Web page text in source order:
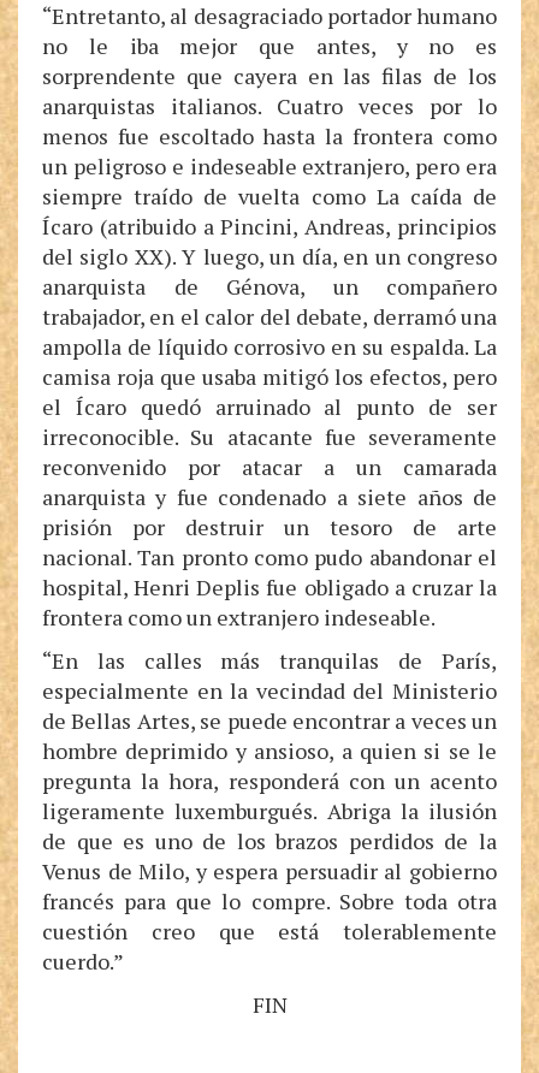
“Entretanto, al desagraciado portador humano
no le iba mejor que antes, y no es
sorprendente que cayera en las filas de los
anarquistas italianos. Cuatro veces por lo
menos fue escoltado hasta la frontera como
un peligroso e indeseable extranjero, pero era
siempre traído de vuelta como La caída de
Ícaro (atribuido a Pincini, Andreas, principios
del siglo XX). Y luego, un día, en un congreso
anarquista de Génova, un compañero
trabajador, en el calor del debate, derramó una
ampolla de líquido corrosivo en su espalda. La
camisa roja que usaba mitigó los efectos, pero
el Ícaro quedó arruinado al punto de ser
irreconocible. Su atacante fue severamente
reconvenido por atacar a un camarada
anarquista y fue condenado a siete años de
prisión por destruir un tesoro de arte
nacional. Tan pronto como pudo abandonar el
hospital, Henri Deplis fue obligado a cruzar la
frontera como un extranjero indeseable.
“En las calles más tranquilas de París,
especialmente en la vecindad del Ministerio
de Bellas Artes, se puede encontrar a veces un
hombre deprimido y ansioso, a quien si se le
pregunta la hora, responderá con un acento
ligeramente luxemburgués. Abriga la ilusión
de que es uno de los brazos perdidos de la
Venus de Milo, y espera persuadir al gobierno
francés para que lo compre. Sobre toda otra
cuestión creo que está tolerablemente
cuerdo.”
FIN